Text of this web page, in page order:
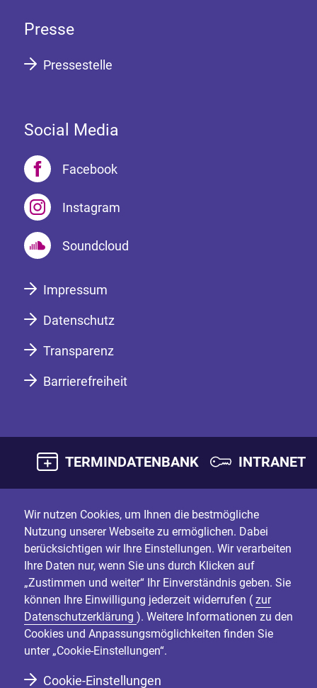
Presse
Pressestelle
Social Media
Facebook
Instagram
Soundcloud
Impressum
Datenschutz
Transparenz
Barrierefreiheit
TERMINDATENBANK INTRANET
Wir nutzen Cookies, um Ihnen die bestmögliche
Nutzung unserer Webseite zu ermöglichen. Dabei
berücksichtigen wir Ihre Einstellungen. Wir verarbeiten
Ihre Daten nur, wenn Sie uns durch Klicken auf
„Zustimmen und weiter“ Ihr Einverständnis geben. Sie
können Ihre Einwilligung jederzeit widerrufen ( zur
Datenschutzerklärung ). Weitere Informationen zu den
Cookies und Anpassungsmöglichkeiten finden Sie
unter „Cookie-Einstellungen“.
Cookie-Einstellungen